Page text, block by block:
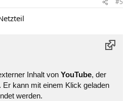
#5
Inhalt von YouTube, der
kann mit einem Klick geladen
werden.